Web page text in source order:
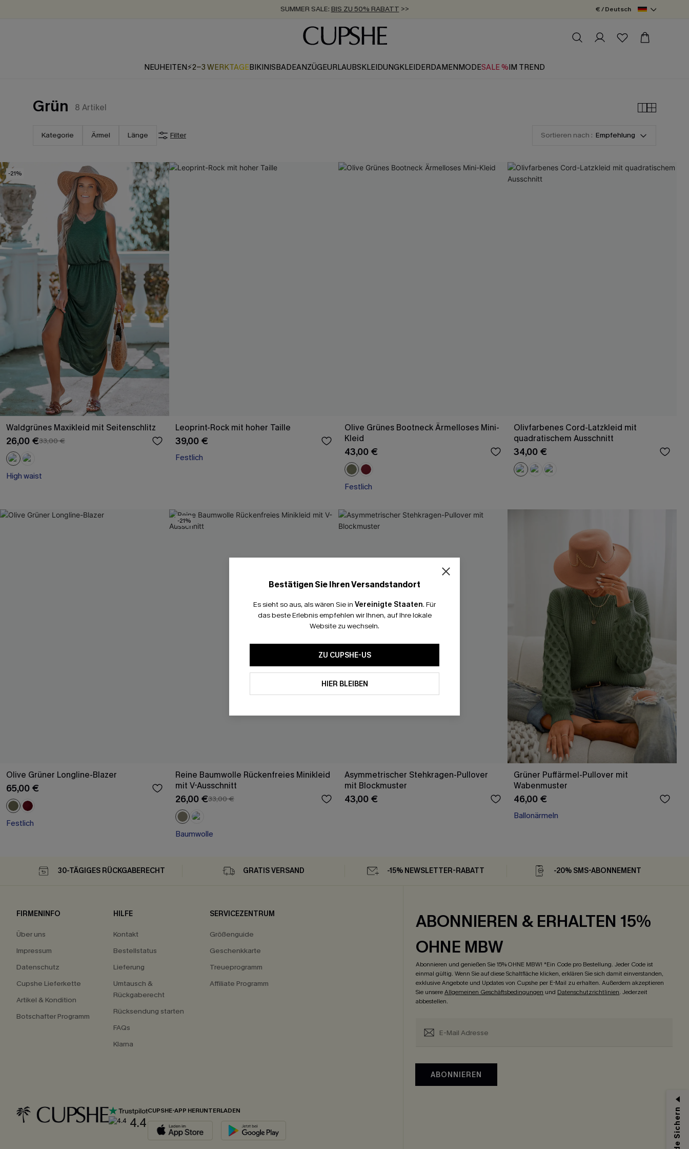
SUMMER SALE: BIS ZU 50% RABATT >>
ZUM NEWSLETTER:BIS ZU -20% EXTRA ERHALTEN
KOSTENLOSER VERSAND AB 89 €
€ / Deutsch
NEUHEITEN⚡2-3 WERKTAGEBIKINISBADEANZÜGEURLAUBSKLEIDUNGKLEIDERDAMENMODESALE %IM TREND
Grün 8 Artikel
Kategorie Ärmel Länge Filter Sortieren nach : Empfehlung
-21%
Waldgrünes Maxikleid mit Seitenschlitz
26,00 €33,00 €
High waist
Leoprint-Rock mit hoher Taille
39,00 €
Festlich
Olive Grünes Bootneck Ärmelloses Mini-
Kleid
43,00 €
Festlich
Olivfarbenes Cord-Latzkleid mit
quadratischem Ausschnitt
34,00 €
Olive Grüner Longline-Blazer
65,00 €
Festlich
-21%
Reine Baumwolle Rückenfreies Minikleid
mit V-Ausschnitt
26,00 €33,00 €
Baumwolle
Asymmetrischer Stehkragen-Pullover
mit Blockmuster
43,00 €
Grüner Puffärmel-Pullover mit
Wabenmuster
46,00 €
Ballonärmeln
Bestätigen Sie Ihren Versandstandort
Es sieht so aus, als wären Sie in Vereinigte Staaten. Für
das beste Erlebnis empfehlen wir Ihnen, auf Ihre lokale
Website zu wechseln.
ZU CUPSHE-US
HIER BLEIBEN
30-TÄGIGES RÜCKGABERECHT GRATIS VERSAND -15% NEWSLETTER-RABATT -20% SMS-ABONNEMENT
FIRMENINFO
Über uns
Impressum
Datenschutz
Cupshe Lieferkette
Artikel & Kondition
Botschafter Programm
HILFE
Kontakt
Bestellstatus
Lieferung
Umtausch &
Rückgaberecht
Rücksendung starten
FAQs
Klarna
SERVICEZENTRUM
Größenguide
Geschenkkarte
Treueprogramm
Affiliate Programm
4.4
CUPSHE-APP HERUNTERLADEN
ABONNIEREN & ERHALTEN 15%
OHNE MBW
Abonnieren und genießen Sie 15% OHNE MBW! *Ein Code pro Bestellung. Jeder Code ist
einmal gültig. Wenn Sie auf diese Schaltfläche klicken, erklären Sie sich damit einverstanden,
exklusive Angebote und Updates von Cupshe per E-Mail zu erhalten. Außerdem akzeptieren
Sie unsereAllgemeinen Geschäftsbedingungen und Datenschutzrichtlinien. Jederzeit
abbestellen.
ABONNIEREN